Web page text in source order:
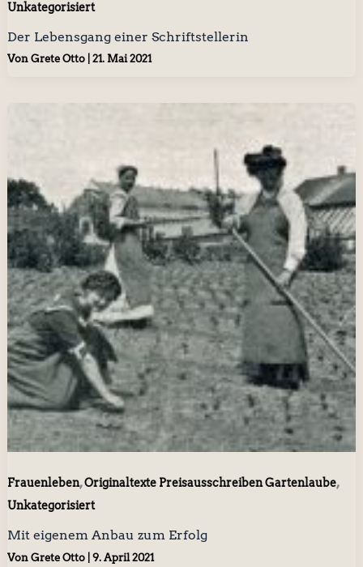
Unkategorisiert
Der Lebensgang einer Schriftstellerin
Von Grete Otto 21. Mai 2021
Frauenleben,Originaltexte Preisausschreiben Gartenlaube,
Unkategorisiert
Mit eigenem Anbau zum Erfolg
Von Grete Otto 9. April 2021